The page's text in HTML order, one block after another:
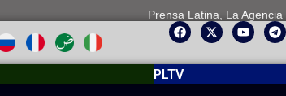
Prensa Latina, La Agencia
PLTV